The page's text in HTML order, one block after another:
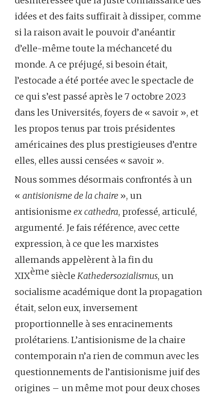
idées et des faits suffirait à dissiper, comme
si la raison avait le pouvoir d’anéantir
d’elle-même toute la méchanceté du
monde. A ce préjugé, si besoin était,
l’estocade a été portée avec le spectacle de
ce qui s’est passé après le 7 octobre 2023
dans les Universités, foyers de « savoir », et
les propos tenus par trois présidentes
américaines des plus prestigieuses d’entre
elles, elles aussi censées « savoir ».
Nous sommes désormais confrontés à un
« antisionisme de la chaire », un
antisionisme ex cathedra, professé, articulé,
argumenté. Je fais référence, avec cette
expression, à ce que les marxistes
allemands appelèrent à la fin du
XIXème siècle Kathedersozialismus, un
socialisme académique dont la propagation
était, selon eux, inversement
proportionnelle à ses enracinements
prolétariens. L’antisionisme de la chaire
contemporain n’a rien de commun avec les
questionnements de l’antisionisme juif des
origines – un même mot pour deux choses